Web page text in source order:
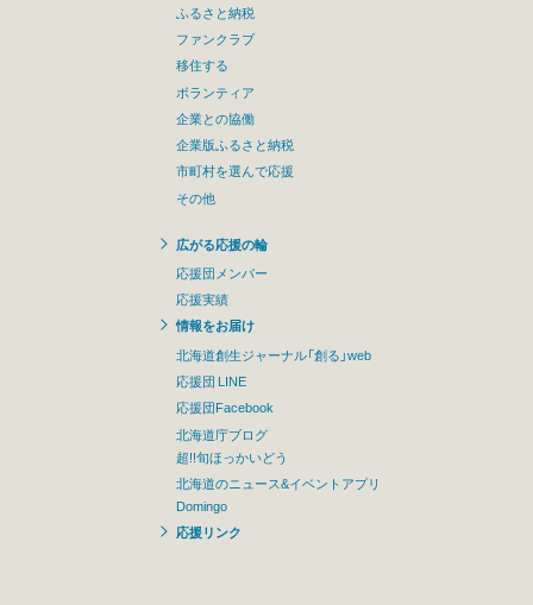
ふるさと納税
ファンクラブ
移住する
ボランティア
企業との協働
企業版ふるさと納税
市町村を選んで応援
その他
広がる応援の輪
応援団メンバー
応援実績
情報をお届け
北海道創生ジャーナル「創る」web
応援団 LINE
応援団Facebook
北海道庁ブログ
超!!旬ほっかいどう
北海道のニュース&イベントアプリ
Domingo
応援リンク